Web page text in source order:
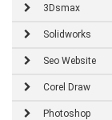
3Dsmax
Solidworks
Seo Website
Corel Draw
Photoshop